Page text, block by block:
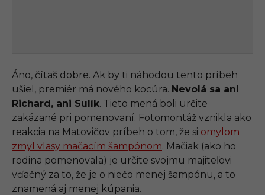
Áno, čítaš dobre. Ak by ti náhodou tento príbeh
ušiel, premiér má nového kocúra. Nevolá sa ani
Richard, ani Sulík. Tieto mená boli určite
zakázané pri pomenovaní. Fotomontáž vznikla ako
reakcia na Matovičov príbeh o tom, že si omylom
zmyl vlasy mačacím šampónom. Mačiak (ako ho
rodina pomenovala) je určite svojmu majiteľovi
vďačný za to, že je o niečo menej šampónu, a to
znamená aj menej kúpania.